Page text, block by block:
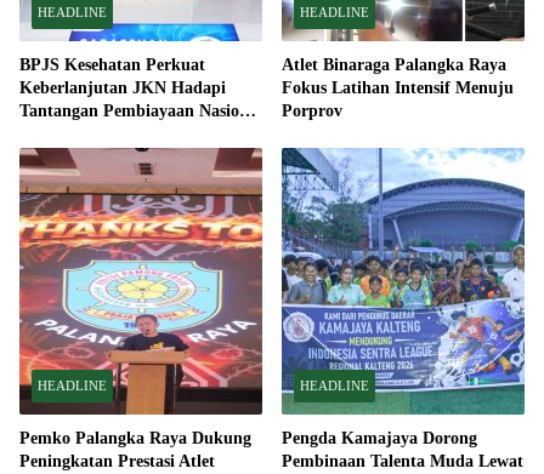
HEADLINE
BPJS Kesehatan Perkuat
Keberlanjutan JKN Hadapi
Tantangan Pembiayaan Nasional
HEADLINE
Atlet Binaraga Palangka Raya
Fokus Latihan Intensif Menuju
Porprov
HEADLINE
Pemko Palangka Raya Dukung
Peningkatan Prestasi Atlet
HEADLINE
Pengda Kamajaya Dorong
Pembinaan Talenta Muda Lewat